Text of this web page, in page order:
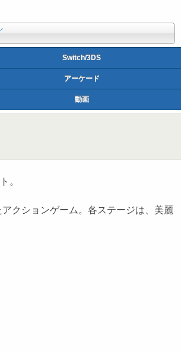
Switch/3DS
アーケード
動画
。
クションゲーム。各ステージは、美麗